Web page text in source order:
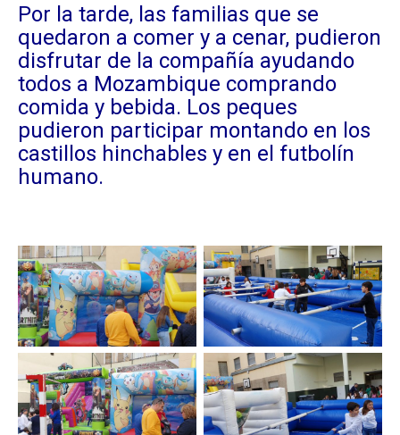
Por la tarde, las familias que se
quedaron a comer y a cenar, pudieron
disfrutar de la compañía ayudando
todos a Mozambique comprando
comida y bebida. Los peques
pudieron participar montando en los
castillos hinchables y en el futbolín
humano.